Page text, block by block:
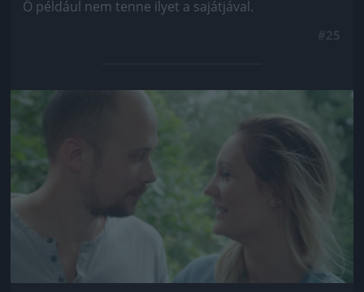
Ő például nem tenne ilyet a sajátjával.
Jön még kép!